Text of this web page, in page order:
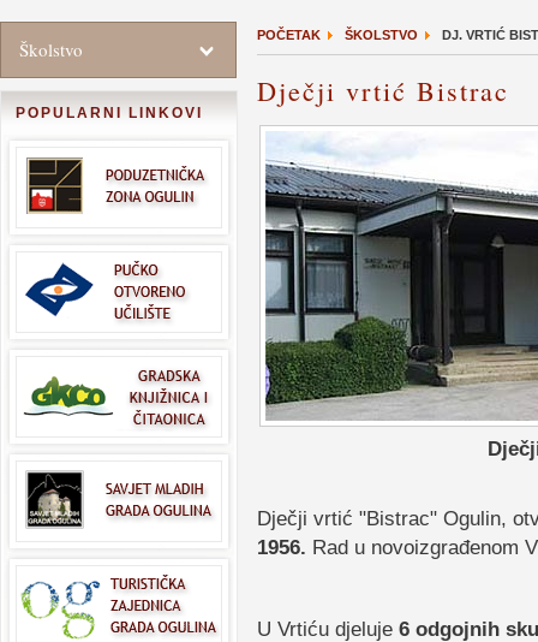
Školstvo
POPULARNI LINKOVI
POČETAK ŠKOLSTVO DJ. VRTIĆ
Dječji vrtić Bistrac
Dječji vrtić "Bistrac" Ogulin,
1956. Rad u novoizgrađenom
U Vrtiću djeluje 6 odgojnih